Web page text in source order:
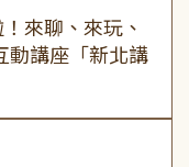
來聊、來玩、
動講座「新北講